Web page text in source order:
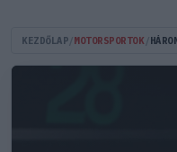
KEZDŐLAP MOTORSPORTOK